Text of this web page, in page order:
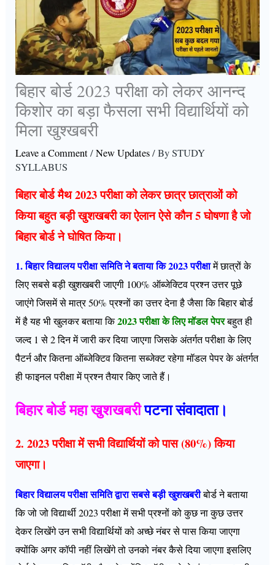
बिहार बोर्ड 2023 परीक्षा को लेकर आनन्द
किशोर का बड़ा फैसला सभी विद्यार्थियों को
मिला खुश्खबरी
Leave a Comment/New Updates/ BySTUDY
SYLLABUS
बिहार बोर्ड मैथ 2023 परीक्षा को लेकर छात्र छात्राओं को
किया बहुत बड़ी खुशखबरी का ऐलान ऐसे कौन 5 घोषणा है जो
बिहार बोर्ड ने घोषित किया।
1. बिहार विद्यालय परीक्षा समिति ने बताया कि 2023 परीक्षामें छात्रों के
लिए सबसे बड़ी खुशखबरी जाएगी 100% ऑब्जेक्टिव प्रश्न उत्तर पूछे
जाएंगे जिसमें से मात्र 50% प्रश्नों का उत्तर देना है जैसा कि बिहार बोर्ड
में है यह भी खुलकर बताया कि2023 परीक्षा के लिए मॉडल पेपरबहुत ही
जल्द 1 से 2 दिन में जारी कर दिया जाएगा जिसके अंतर्गत परीक्षा के लिए
पैटर्न और कितना ऑब्जेक्टिव कितना सब्जेक्ट रहेगा मॉडल पेपर के अंतर्गत
ही फाइनल परीक्षा में प्रश्न तैयार किए जाते हैं।
बिहार बोर्ड महा खुशखबरीपटना संवादाता।
2. 2023 परीक्षा में सभी विद्यार्थियों को पास (80%) किया
जाएगा।
बिहार विद्यालय परीक्षा समिति द्वारा सबसे बड़ी खुशखबरीबोर्ड ने बताया
कि जो जो विद्यार्थी 2023 परीक्षा में सभी प्रश्नों को कुछ ना कुछ उत्तर
देकर लिखेंगे उन सभी विद्यार्थियों को अच्छे नंबर से पास किया जाएगा
क्योंकि अगर कॉपी नहीं लिखेंगे तो उनको नंबर कैसे दिया जाएगा इसलिए